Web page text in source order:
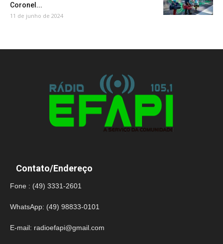
Coronel...
11 de junho de 2024
Contato/Endereço
Fone : (49) 3331-2601
WhatsApp: (49) 98833-0101
E-mail: radioefapi@gmail.com